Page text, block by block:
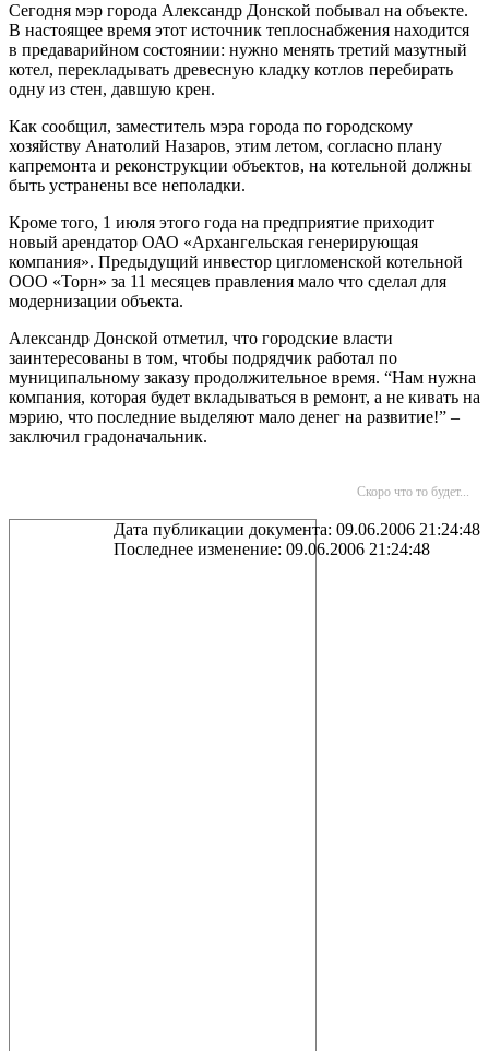
Сегодня мэр города Александр Донской побывал на объекте.
В настоящее время этот источник теплоснабжения находится
в предаварийном состоянии: нужно менять третий мазутный
котел, перекладывать древесную кладку котлов перебирать
одну из стен, давшую крен.
Как сообщил, заместитель мэра города по городскому
хозяйству Анатолий Назаров, этим летом, согласно плану
капремонта и реконструкции объектов, на котельной должны
быть устранены все неполадки.
Кроме того, 1 июля этого года на предприятие приходит
новый арендатор ОАО «Архангельская генерирующая
компания». Предыдущий инвестор цигломенской котельной
ООО «Торн» за 11 месяцев правления мало что сделал для
модернизации объекта.
Александр Донской отметил, что городские власти
заинтересованы в том, чтобы подрядчик работал по
муниципальному заказу продолжительное время. “Нам нужна
компания, которая будет вкладываться в ремонт, а не кивать на
мэрию, что последние выделяют мало денег на развитие!” –
заключил градоначальник.
Скоро что то будет...
Дата публикации документа: 09.06.2006 21:24:48
Последнее изменение: 09.06.2006 21:24:48